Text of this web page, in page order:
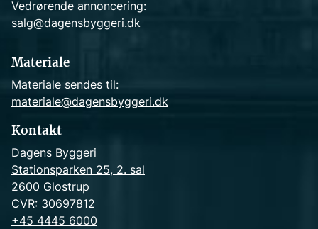
Vedrørende annoncering:
salg@dagensbyggeri.dk
Materiale
Materiale sendes til:
materiale@dagensbyggeri.dk
Kontakt
Dagens Byggeri
Stationsparken 25, 2. sal
2600 Glostrup
CVR: 30697812
+45 4445 6000